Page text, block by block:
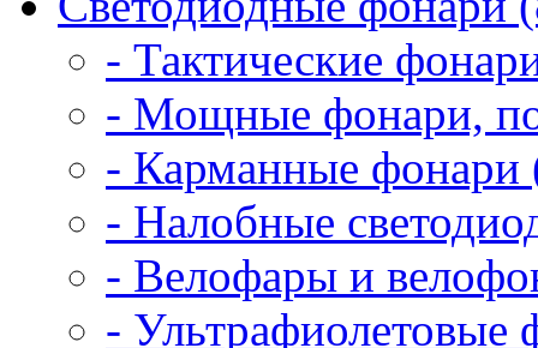
- Тактические
- Мощные фонари,
- Карманные фонари
- Налобные
- Велофары и
- Ультрафиолетовые